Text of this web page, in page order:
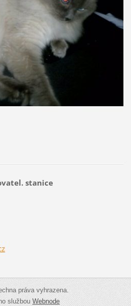
stanice
práva vyhrazena.
službouWebnode